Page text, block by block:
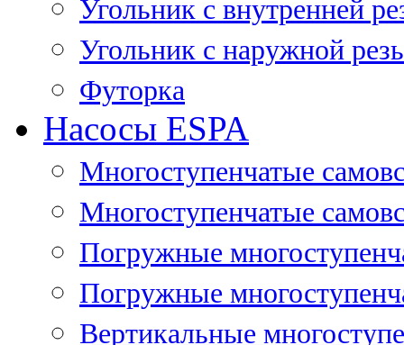
Угольник с внутренней
Угольник с наружной
Футорка
Насосы ESPA
Многоступенчатые
Многоступенчатые
Погружные
Погружные
Вертикальные